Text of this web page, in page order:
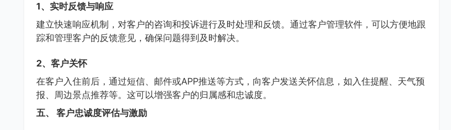
1、实时反馈与响应
建立快速响应机制，对客户的咨询和投诉进行及时处理和反馈。通过客户管理软件，可以方便地跟
踪和管理客户的反馈意见，确保问题得到及时解决。
2、客户关怀
在客户入住前后，通过短信、邮件或APP推送等方式，向客户发送关怀信息，如入住提醒、天气预
报、周边景点推荐等。这可以增强客户的归属感和忠诚度。
五、 客户忠诚度评估与激励